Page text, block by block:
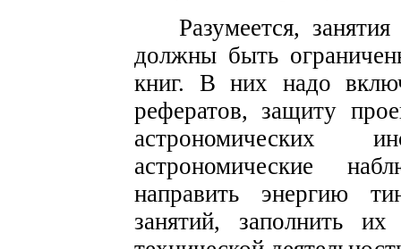
Разумеется,
должны быть
книг. В них надо
рефератов, защиту
астрономических
астрономические
направить энергию
занятий, заполнить их